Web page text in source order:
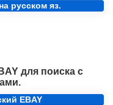
русском яз.
для поиска с
EBAY